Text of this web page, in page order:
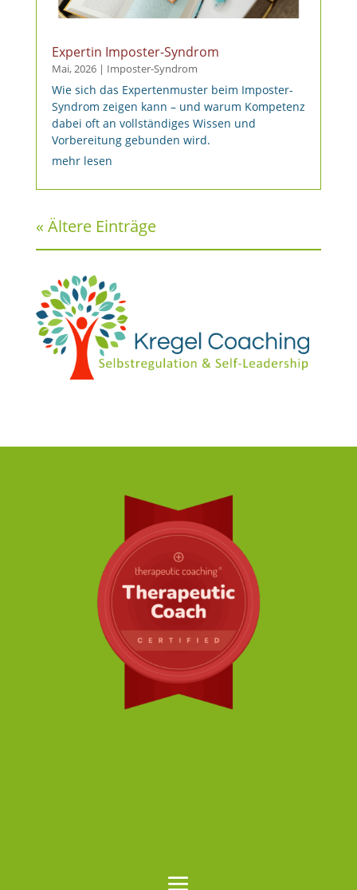
Expertin Imposter-Syndrom
Mai, 2026| Imposter-Syndrom
Wie sich das Expertenmuster beim Imposter-
Syndrom zeigen kann – und warum Kompetenz
dabei oft an vollständiges Wissen und
Vorbereitung gebunden wird.
mehr lesen
« Ältere Einträge